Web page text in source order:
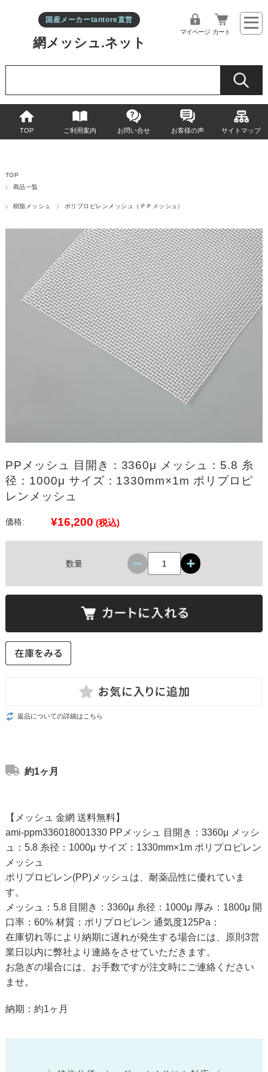
網メッシュ.ネット
国産メーカーtantore直営
マイページ カート
TOP ご利用案内 お問い合せ お客様の声 サイトマップ
TOP
商品一覧
樹脂メッシュ ポリプロピレンメッシュ（ＰＰメッシュ）
PPメッシュ 目開き：3360μ メッシュ：5.8 糸
径：1000μ サイズ：1330mm×1m ポリプロピ
レンメッシュ
価格: ¥16,200 (税込)
数量
返品についての詳細はこちら
約1ヶ月
【メッシュ 金網 送料無料】
ami-ppm336018001330 PPメッシュ 目開き：3360μ メッシ
ュ：5.8 糸径：1000μ サイズ：1330mm×1m ポリプロピレン
メッシュ
ポリプロピレン(PP)メッシュは、耐薬品性に優れていま
す。
メッシュ：5.8 目開き：3360μ 糸径：1000μ 厚み：1800μ 開
口率：60% 材質：ポリプロピレン 通気度125Pa：
在庫切れ等により納期に遅れが発生する場合には、原則3営
業日以内に弊社より連絡をさせていただきます。
お急ぎの場合には、お手数ですが注文時にご連絡ください
ませ。
納期：約1ヶ月